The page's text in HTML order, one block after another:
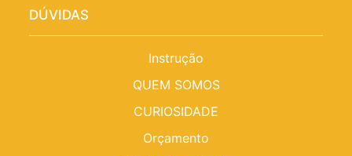
DÚVIDAS
Instrução
QUEM SOMOS
CURIOSIDADE
Orçamento